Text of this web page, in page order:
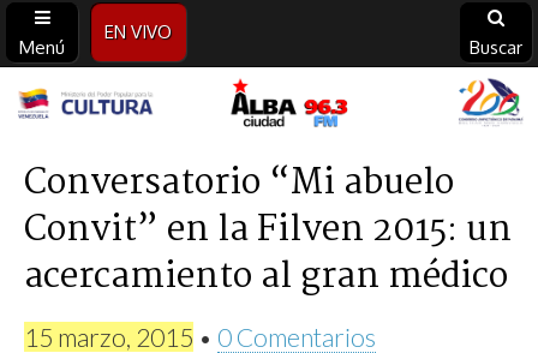
Menú
EN VIVO
Buscar
Alba
Ciudad
96.3
FM
Conversatorio “Mi abuelo
Convit” en la Filven 2015: un
acercamiento al gran médico
15 marzo, 2015 • 0 Comentarios